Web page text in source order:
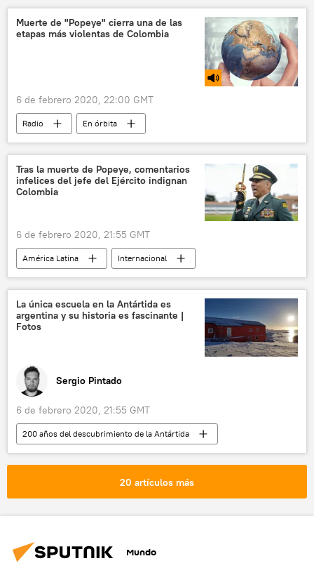
Xi Jinping
Wuhan
Economía
💗 Salud
Muerte de "Popeye" cierra una de las
etapas más violentas de Colombia
6 de febrero 2020, 22:00 GMT
Radio
En órbita
mutilación genital femenina
Colombia
Jhon Jairo Velásquez (Popeye)
sicario
Pablo Escobar Gaviria
Cartel de Medellín
juicio político
ablación
Tras la muerte de Popeye, comentarios
infelices del jefe del Ejército indignan
Colombia
6 de febrero 2020, 21:55 GMT
América Latina
Internacional
Jhon Jairo Velásquez (Popeye)
Colombia
noticias
La única escuela en la Antártida es
argentina y su historia es fascinante |
Fotos
Sergio Pintado
6 de febrero 2020, 21:55 GMT
200 años del descubrimiento de la Antártida
América Latina
Internacional
Antártida
educación
Tierra del Fuego noticias
20 artículos más
Mundo